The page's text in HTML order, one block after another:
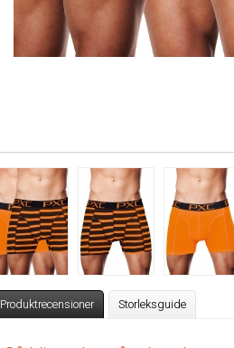
Produktrecensioner Storleksguide